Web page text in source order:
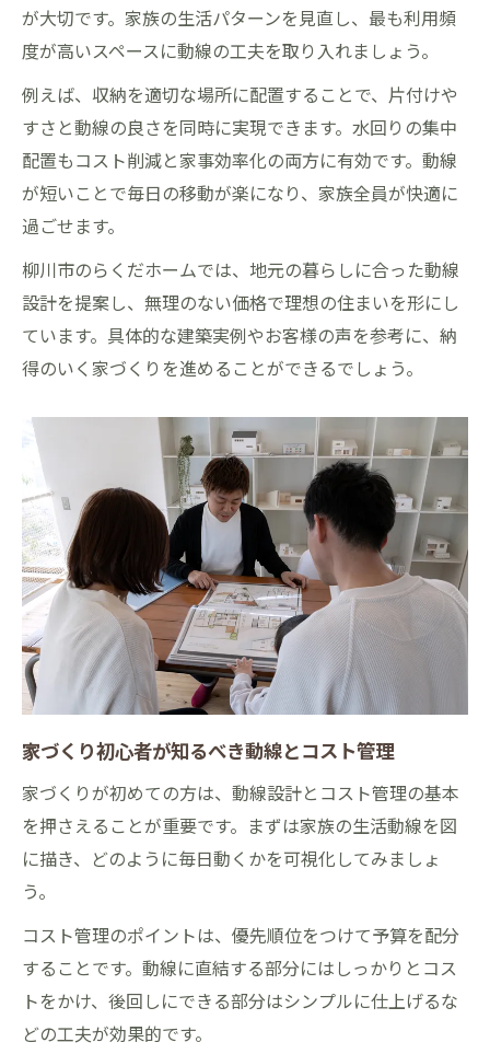
が大切です。家族の生活パターンを見直し、最も利用頻
度が高いスペースに動線の工夫を取り入れましょう。
例えば、収納を適切な場所に配置することで、片付けや
すさと動線の良さを同時に実現できます。水回りの集中
配置もコスト削減と家事効率化の両方に有効です。動線
が短いことで毎日の移動が楽になり、家族全員が快適に
過ごせます。
柳川市のらくだホームでは、地元の暮らしに合った動線
設計を提案し、無理のない価格で理想の住まいを形にし
ています。具体的な建築実例やお客様の声を参考に、納
得のいく家づくりを進めることができるでしょう。
家づくり初心者が知るべき動線とコスト管理
家づくりが初めての方は、動線設計とコスト管理の基本
を押さえることが重要です。まずは家族の生活動線を図
に描き、どのように毎日動くかを可視化してみましょ
う。
コスト管理のポイントは、優先順位をつけて予算を配分
することです。動線に直結する部分にはしっかりとコス
トをかけ、後回しにできる部分はシンプルに仕上げるな
どの工夫が効果的です。